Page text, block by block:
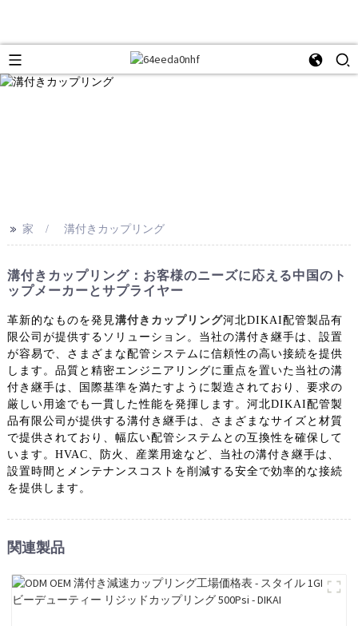
>> 家 溝付きカップリング
溝付きカップリング：お客様のニーズに応える中国のト
ップメーカーとサプライヤー
革新的なものを発見溝付きカップリング河北DIKAI配管製品有
限公司が提供するソリューション。当社の溝付き継手は、設置
が容易で、さまざまな配管システムに信頼性の高い接続を提供
します。品質と精密エンジニアリングに重点を置いた当社の溝
付き継手は、国際基準を満たすように製造されており、要求の
厳しい用途でも一貫した性能を発揮します。河北DIKAI配管製
品有限公司が提供する溝付き継手は、さまざまなサイズと材質
で提供されており、幅広い配管システムとの互換性を確保して
います。HVAC、防火、産業用途など、当社の溝付き継手は、
設置時間とメンテナンスコストを削減する安全で効率的な接続
を提供します。
関連製品